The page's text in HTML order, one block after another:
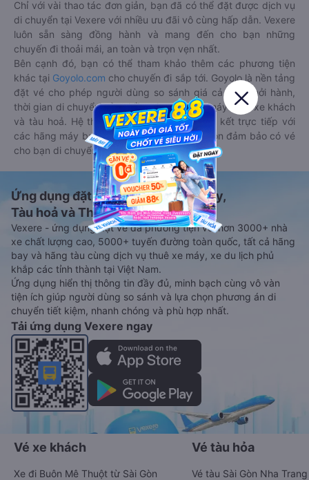
Chỉ với vài thao tác đơn giản, bạn đã có thể đặt được dịch vụ
di chuyển tại Vexere với nhiều ưu đãi vô cùng hấp dẫn. Vexere
luôn sẵn sàng đồng hành và mang đến cho bạn những
chuyến đi thoải mái, an toàn và trọn vẹn nhất.
Bên cạnh đó, bạn có thể tham khảo thêm các phương tiện
khác tại Goyolo.com cho chuyến đi sắp tới. Goyolo là nền tảng
đặt vé cho phép người dùng so sánh giá cả, giờ khởi hành,
thời gian di chuyển của nhiều phương tiện máy bay, xe khách
và tàu hoả. Hệ thống của Goyolo được liên kết trực tiếp với
các hãng máy bay, xe khách và tàu hoả, luôn đảm bảo có vé
cho bạn di chuyển.
Ứng dụng đặt vé Xe khách, Máy bay,
Tàu hoả và Thuê xe
Vexere - ứng dụng đặt vé đa phương tiện với hơn 3000+ nhà
xe chất lượng cao, 5000+ tuyến đường toàn quốc, tất cả hãng
bay và hãng tàu cùng dịch vụ thuê xe máy, xe du lịch phủ
khắp các tỉnh thành tại Việt Nam.
Ứng dụng hiển thị thông tin đầy đủ, minh bạch cùng vô vàn
tiện ích giúp người dùng so sánh và lựa chọn phương án di
chuyển tiết kiệm, nhanh chóng và phù hợp nhất.
Tải ứng dụng Vexere ngay
Vé xe khách
Xe đi Buôn Mê Thuột từ Sài Gòn
Vé tàu hỏa
Vé tàu Sài Gòn Nha Trang